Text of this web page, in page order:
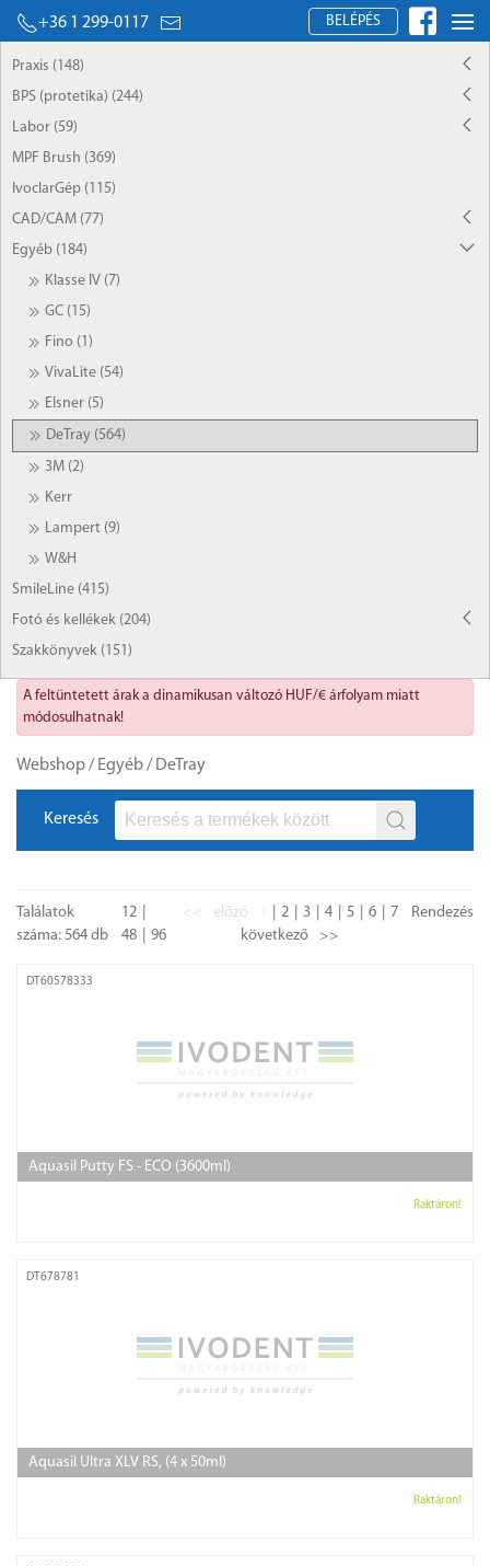
+36 1 299-0117 BELÉPÉS
Praxis (148)
BPS (protetika) (244)
Labor (59)
MPF Brush (369)
IvoclarGép (115)
CAD/CAM (77)
Egyéb (184)
Klasse IV (7)
GC (15)
Fino (1)
VivaLite (54)
Elsner (5)
DeTray (564)
3M (2)
Kerr
Lampert (9)
W&H
SmileLine (415)
Fotó és kellékek (204)
Szakkönyvek (151)
A feltüntetett árak a dinamikusan változó HUF/€ árfolyam miatt
módosulhatnak!
Webshop/ Egyéb/ DeTray
Keresés
Találatok
száma: 564 db
12
48
96
<< előző 2 3 4 5 6
7
következő
>>
Rendezés
DT60578333
Aquasil Putty FS - ECO (3600ml)
Raktáron!
DT678781
Aquasil Ultra XLV RS, (4 x 50ml)
Raktáron!